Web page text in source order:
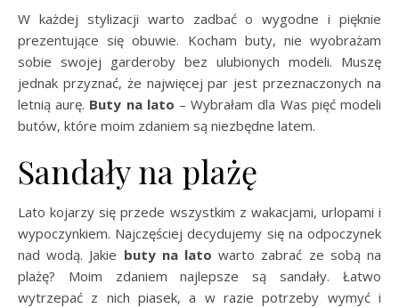
W każdej stylizacji warto zadbać o wygodne i pięknie
prezentujące się obuwie. Kocham buty, nie wyobrażam
sobie swojej garderoby bez ulubionych modeli. Muszę
jednak przyznać, że najwięcej par jest przeznaczonych na
letnią aurę. Buty na lato – Wybrałam dla Was pięć modeli
butów, które moim zdaniem są niezbędne latem.
Sandały na plażę
Lato kojarzy się przede wszystkim z wakacjami, urlopami i
wypoczynkiem. Najczęściej decydujemy się na odpoczynek
nad wodą. Jakie buty na lato warto zabrać ze sobą na
plażę? Moim zdaniem najlepsze są sandały. Łatwo
wytrzepać z nich piasek, a w razie potrzeby wymyć i